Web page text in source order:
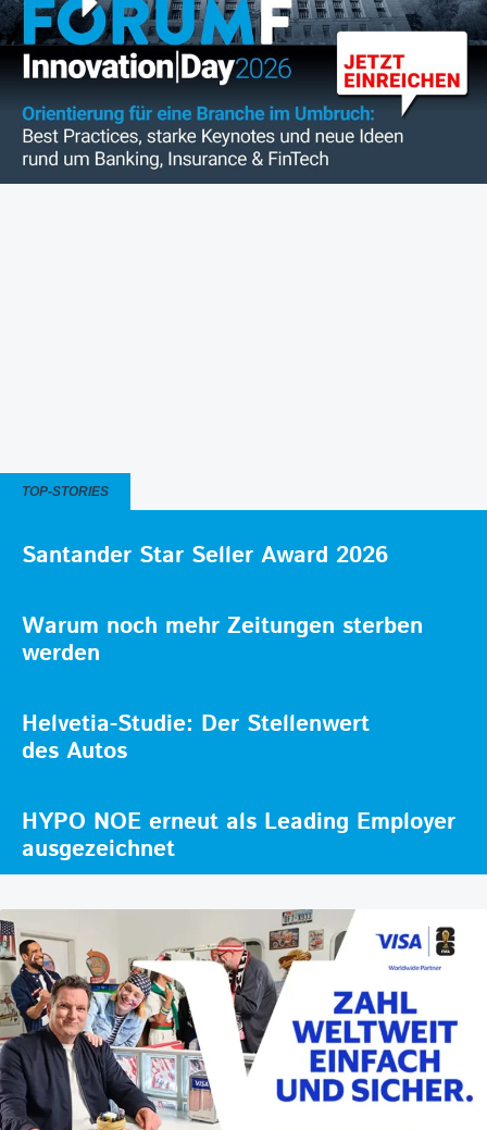
TOP-STORIES
Santander Star Seller Award 2026
Warum noch mehr Zeitungen sterben
werden
Helvetia-Studie: Der Stellenwert
des Autos
HYPO NOE erneut als Leading Employer
ausgezeichnet